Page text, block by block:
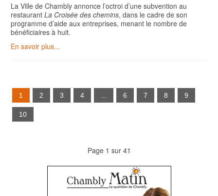
La Ville de Chambly annonce l’octroi d’une subvention au
restaurant La Croisée des chemins, dans le cadre de son
programme d’aide aux entreprises, menant le nombre de
bénéficiaires à huit.
En savoir plus...
1 2 3 4 6 7 8 9
10
Page 1 sur 41